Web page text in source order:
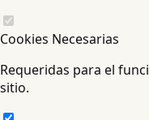
Cookies Necesarias
Requeridas para el
sitio.